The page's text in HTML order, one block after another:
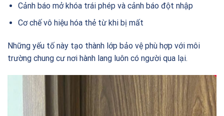
Cảnh báo mở khóa trái phép và cảnh báo đột nhập
Cơ chế vô hiệu hóa thẻ từ khi bị mất
Những yếu tố này tạo thành lớp bảo vệ phù hợp với môi
trường chung cư nơi hành lang luôn có người qua lại.